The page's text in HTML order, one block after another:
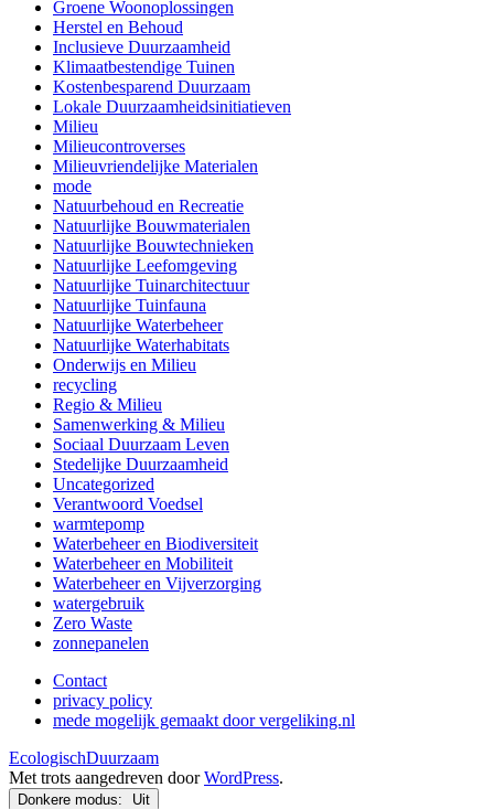
Groene Woonoplossingen
Herstel en Behoud
Inclusieve Duurzaamheid
Klimaatbestendige Tuinen
Kostenbesparend Duurzaam
Lokale Duurzaamheidsinitiatieven
Milieu
Milieucontroverses
Milieuvriendelijke Materialen
mode
Natuurbehoud en Recreatie
Natuurlijke Bouwmaterialen
Natuurlijke Bouwtechnieken
Natuurlijke Leefomgeving
Natuurlijke Tuinarchitectuur
Natuurlijke Tuinfauna
Natuurlijke Waterbeheer
Natuurlijke Waterhabitats
Onderwijs en Milieu
recycling
Regio & Milieu
Samenwerking & Milieu
Sociaal Duurzaam Leven
Stedelijke Duurzaamheid
Uncategorized
Verantwoord Voedsel
warmtepomp
Waterbeheer en Biodiversiteit
Waterbeheer en Mobiliteit
Waterbeheer en Vijverzorging
watergebruik
Zero Waste
zonnepanelen
Contact
privacy policy
mede mogelijk gemaakt door vergeliking.nl
EcologischDuurzaam
Met trots aangedreven doorWordPress.
Donkere modus: